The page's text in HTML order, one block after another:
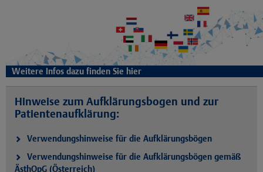
Weitere Infos dazu finden Sie hier
Hinweise zum Aufklärungsbogen und zur
Patientenaufklärung:
Verwendungshinweise für die Aufklärungsbögen
Verwendungshinweise für die Aufklärungsbögen gemäß
ÄsthOpG (Österreich)